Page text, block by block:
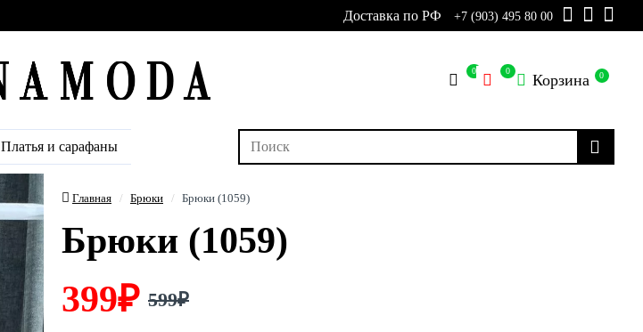
Доставка по РФ +7 (903) 495 80 00
0 0 Корзина 0
Платья и сарафаны
Главная Брюки Брюки (1059)
Брюки (1059)
399₽ 599₽